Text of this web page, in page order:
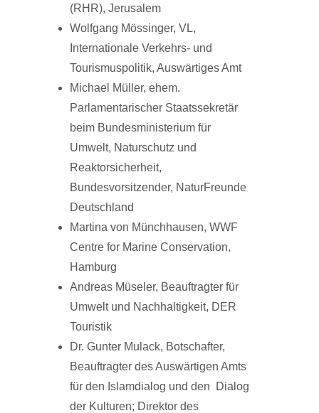
(RHR), Jerusalem
Wolfgang Mössinger, VL,
Internationale Verkehrs- und
Tourismuspolitik, Auswärtiges Amt
Michael Müller, ehem.
Parlamentarischer Staatssekretär
beim Bundesministerium für
Umwelt, Naturschutz und
Reaktorsicherheit,
Bundesvorsitzender, NaturFreunde
Deutschland
Martina von Münchhausen, WWF
Centre for Marine Conservation,
Hamburg
Andreas Müseler, Beauftragter für
Umwelt und Nachhaltigkeit, DER
Touristik
Dr. Gunter Mulack, Botschafter,
Beauftragter des Auswärtigen Amts
für den Islamdialog und den Dialog
der Kulturen; Direktor des